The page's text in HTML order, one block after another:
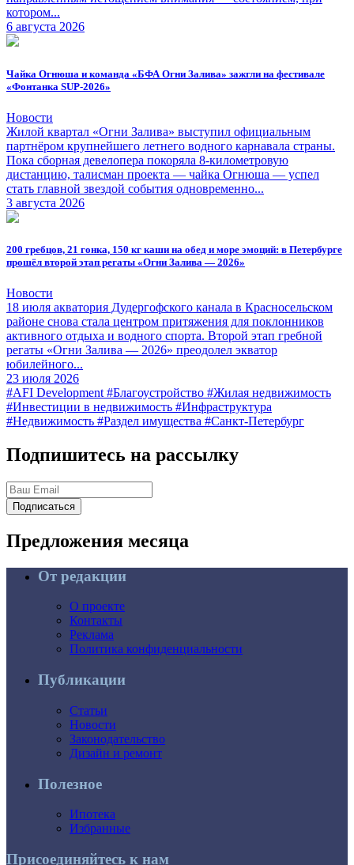
котором...
6 августа 2026
Чайка Огнюша и команда «БФА Огни Залива» зажгли на фестивале
«Фонтанка SUP-2026»
Новости
Жилой квартал «Огни Залива» выступил официальным
партнёром крупнейшего летнего водного карнавала страны.
Пока сборная девелопера покоряла 8-километровую
дистанцию, талисман проекта — чайка Огнюша — успел
стать главной звездой события одновременно...
3 августа 2026
200 гребцов, 21 гонка, 150 кг каши на обед и море эмоций: в Петербурге
прошёл второй этап регаты «Огни Залива — 2026»
Новости
18 июля акватория Дудергофского канала в Красносельском
районе снова стала центром притяжения для поклонников
активного отдыха и водного спорта. Второй этап гребной
регаты «Огни Залива — 2026» преодолел экватор
юбилейного...
23 июля 2026
#AFI Development #Благоустройство #Жилая недвижимость
#Инвестиции в недвижимость #Инфраструктура
#Недвижимость #Раздел имущества #Санкт-Петербург
Подпишитесь на рассылку
Подписаться
Предложения месяца
От редакции
О проекте
Контакты
Реклама
Политика конфиденциальности
Публикации
Статьи
Новости
Законодательство
Дизайн и ремонт
Полезное
Ипотека
Избранные
Присоединяйтесь к нам